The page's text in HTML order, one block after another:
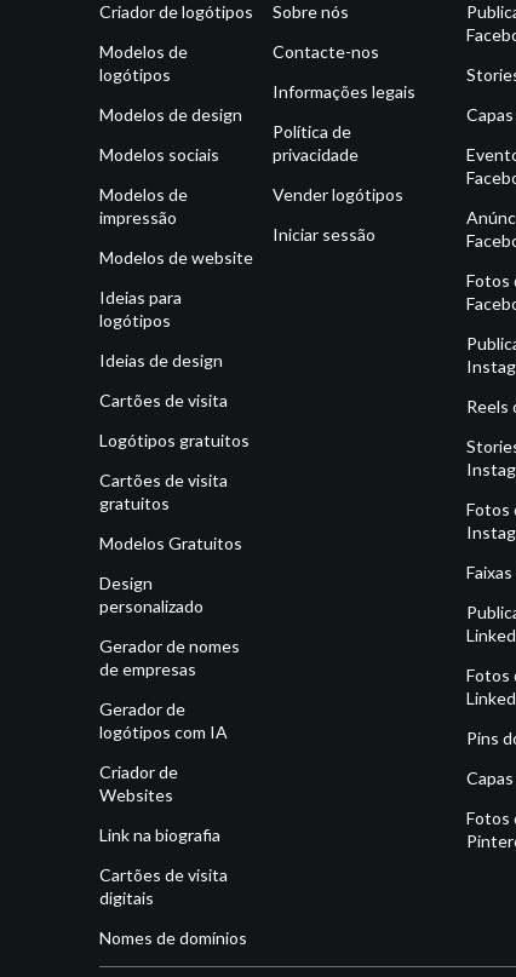
Criador de logótipos
Modelos de
logótipos
Modelos de design
Modelos sociais
Modelos de
impressão
Modelos de website
Ideias para
logótipos
Ideias de design
Cartões de visita
Logótipos gratuitos
Cartões de visita
gratuitos
Modelos Gratuitos
Design
personalizado
Gerador de nomes
de empresas
Gerador de
logótipos com IA
Criador de
Websites
Link na biografia
Cartões de visita
digitais
Nomes de domínios
Sobre nós
Contacte-nos
Informações legais
Política de
privacidade
Vender logótipos
Iniciar sessão
Fotos
Reels
Fotos
Fotos
Pins
Fotos